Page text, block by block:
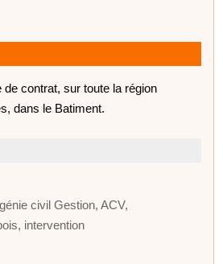
contrat, sur toute la région
dans le Batiment.
civil Gestion, ACV,
intervention